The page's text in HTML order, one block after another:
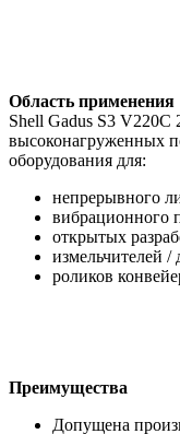
Область применения
Shell Gadus S3 V220C
высоконагруженных
оборудования для:
непрерывного
вибрационного
открытых
измельчителей /
роликов
Преимущества
Допущена